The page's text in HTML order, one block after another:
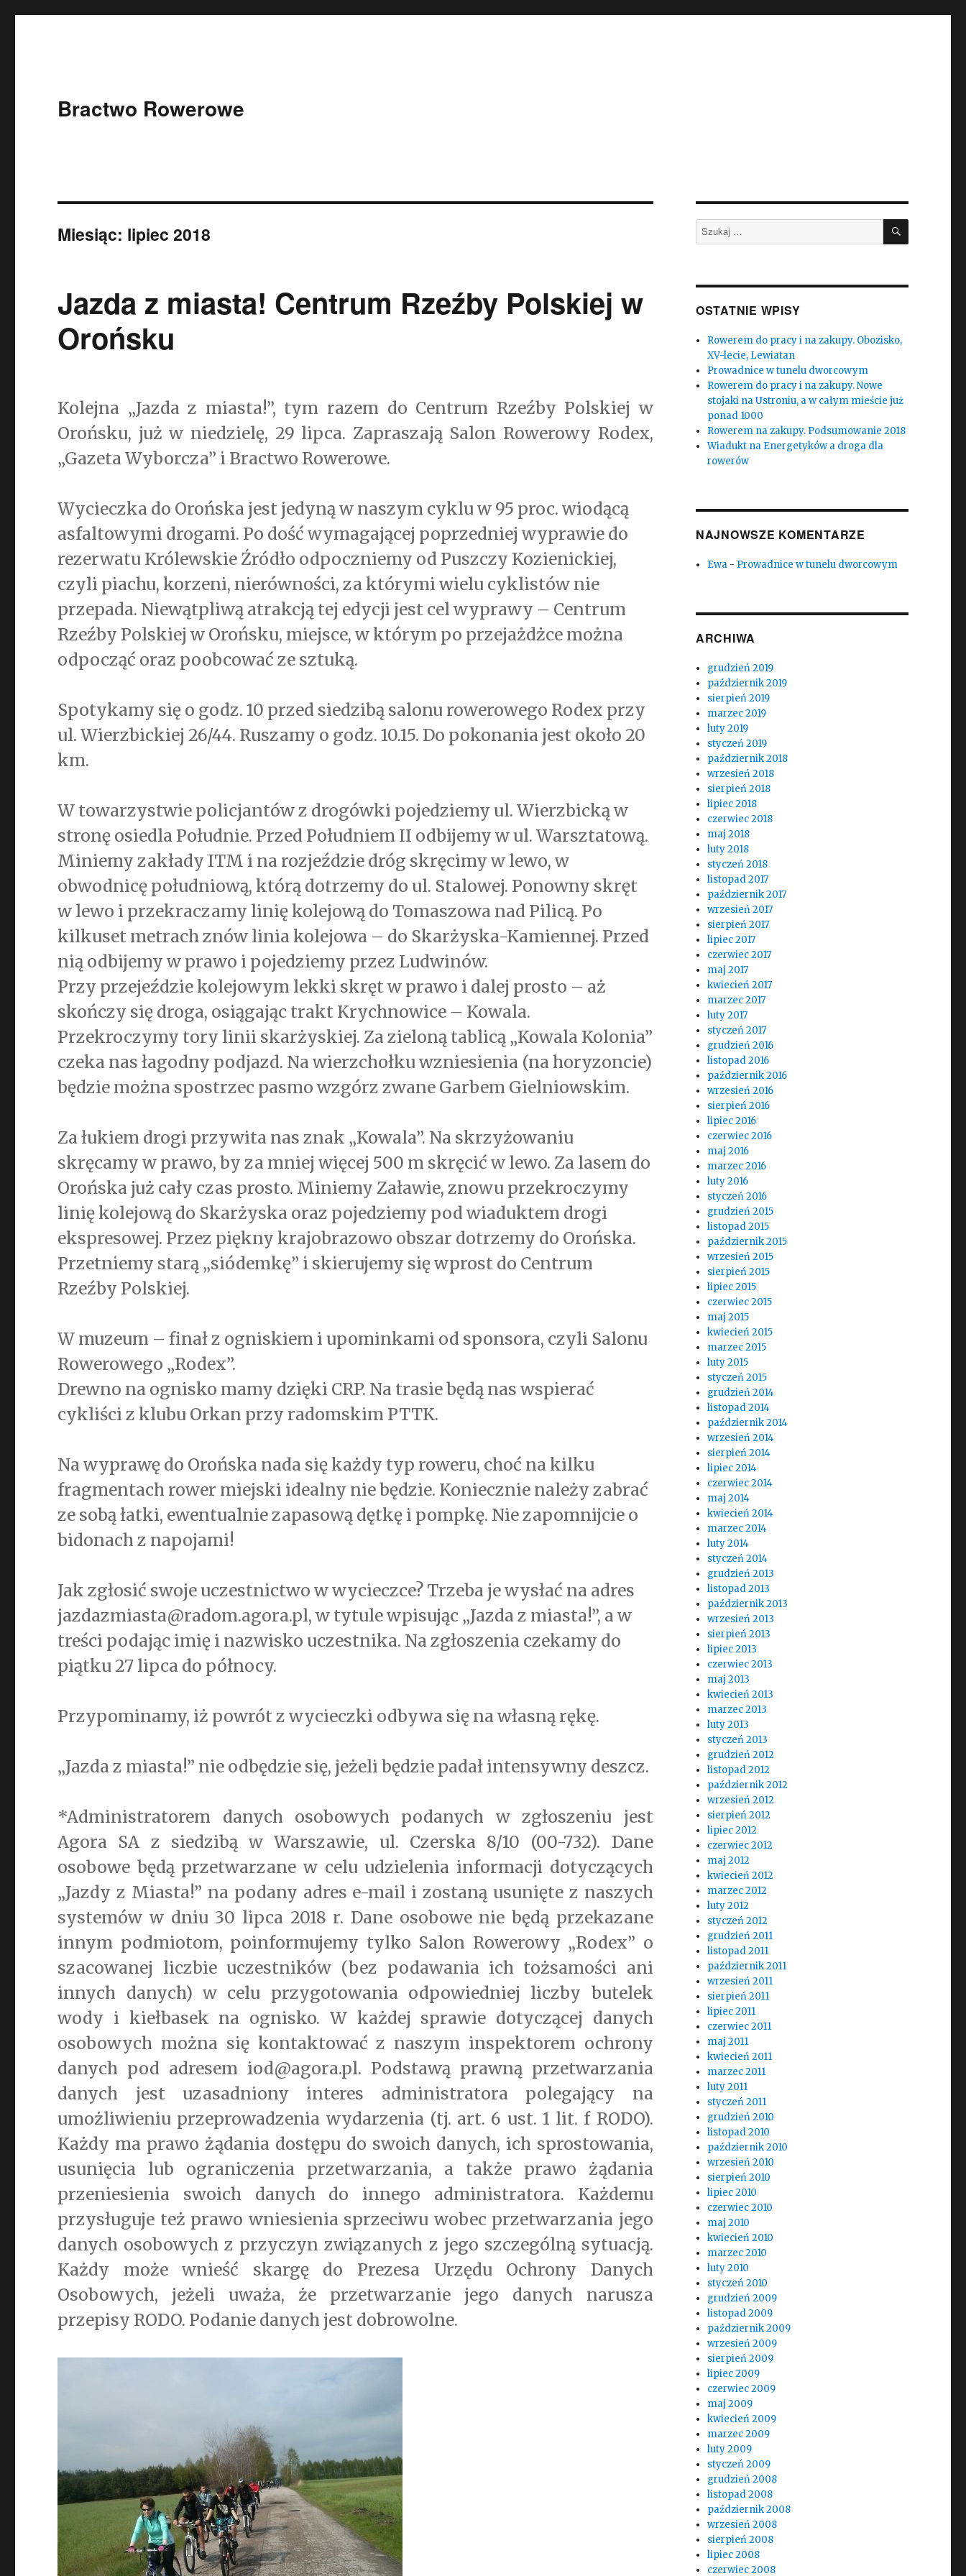
Bractwo Rowerowe
Miesiąc: lipiec 2018
Jazda z miasta! Centrum Rzeźby Polskiej w
Orońsku
Kolejna „Jazda z miasta!”, tym razem do Centrum Rzeźby Polskiej w
Orońsku, już w niedzielę, 29 lipca. Zapraszają Salon Rowerowy Rodex,
„Gazeta Wyborcza” i Bractwo Rowerowe.
Wycieczka do Orońska jest jedyną w naszym cyklu w 95 proc. wiodącą
asfaltowymi drogami. Po dość wymagającej poprzedniej wyprawie do
rezerwatu Królewskie Źródło odpoczniemy od Puszczy Kozienickiej,
czyli piachu, korzeni, nierówności, za którymi wielu cyklistów nie
przepada. Niewątpliwą atrakcją tej edycji jest cel wyprawy – Centrum
Rzeźby Polskiej w Orońsku, miejsce, w którym po przejażdżce można
odpocząć oraz poobcować ze sztuką.
Spotykamy się o godz. 10 przed siedzibą salonu rowerowego Rodex przy
ul. Wierzbickiej 26/44. Ruszamy o godz. 10.15. Do pokonania jest około 20
km.
W towarzystwie policjantów z drogówki pojedziemy ul. Wierzbicką w
stronę osiedla Południe. Przed Południem II odbijemy w ul. Warsztatową.
Miniemy zakłady ITM i na rozjeździe dróg skręcimy w lewo, w
obwodnicę południową, którą dotrzemy do ul. Stalowej. Ponowny skręt
w lewo i przekraczamy linię kolejową do Tomaszowa nad Pilicą. Po
kilkuset metrach znów linia kolejowa – do Skarżyska-Kamiennej. Przed
nią odbijemy w prawo i pojedziemy przez Ludwinów.
Przy przejeździe kolejowym lekki skręt w prawo i dalej prosto – aż
skończy się droga, osiągając trakt Krychnowice – Kowala.
Przekroczymy tory linii skarżyskiej. Za zieloną tablicą „Kowala Kolonia”
czeka nas łagodny podjazd. Na wierzchołku wzniesienia (na horyzoncie)
będzie można spostrzec pasmo wzgórz zwane Garbem Gielniowskim.
Za łukiem drogi przywita nas znak „Kowala”. Na skrzyżowaniu
skręcamy w prawo, by za mniej więcej 500 m skręcić w lewo. Za lasem do
Orońska już cały czas prosto. Miniemy Załawie, znowu przekroczymy
linię kolejową do Skarżyska oraz pojedziemy pod wiaduktem drogi
ekspresowej. Przez piękny krajobrazowo obszar dotrzemy do Orońska.
Przetniemy starą „siódemkę” i skierujemy się wprost do Centrum
Rzeźby Polskiej.
W muzeum – finał z ogniskiem i upominkami od sponsora, czyli Salonu
Rowerowego „Rodex”.
Drewno na ognisko mamy dzięki CRP. Na trasie będą nas wspierać
cykliści z klubu Orkan przy radomskim PTTK.
Na wyprawę do Orońska nada się każdy typ roweru, choć na kilku
fragmentach rower miejski idealny nie będzie. Koniecznie należy zabrać
ze sobą łatki, ewentualnie zapasową dętkę i pompkę. Nie zapomnijcie o
bidonach z napojami!
Jak zgłosić swoje uczestnictwo w wycieczce? Trzeba je wysłać na adres
jazdazmiasta@radom.agora.pl, w tytule wpisując „Jazda z miasta!”, a w
treści podając imię i nazwisko uczestnika. Na zgłoszenia czekamy do
piątku 27 lipca do północy.
Przypominamy, iż powrót z wycieczki odbywa się na własną rękę.
„Jazda z miasta!” nie odbędzie się, jeżeli będzie padał intensywny deszcz.
*Administratorem danych osobowych podanych w zgłoszeniu jest
Agora SA z siedzibą w Warszawie, ul. Czerska 8/10 (00-732). Dane
osobowe będą przetwarzane w celu udzielenia informacji dotyczących
„Jazdy z Miasta!” na podany adres e-mail i zostaną usunięte z naszych
systemów w dniu 30 lipca 2018 r. Dane osobowe nie będą przekazane
innym podmiotom, poinformujemy tylko Salon Rowerowy „Rodex” o
szacowanej liczbie uczestników (bez podawania ich tożsamości ani
innych danych) w celu przygotowania odpowiedniej liczby butelek
wody i kiełbasek na ognisko. W każdej sprawie dotyczącej danych
osobowych można się kontaktować z naszym inspektorem ochrony
danych pod adresem iod@agora.pl. Podstawą prawną przetwarzania
danych jest uzasadniony interes administratora polegający na
umożliwieniu przeprowadzenia wydarzenia (tj. art. 6 ust. 1 lit. f RODO).
Każdy ma prawo żądania dostępu do swoich danych, ich sprostowania,
usunięcia lub ograniczenia przetwarzania, a także prawo żądania
przeniesienia swoich danych do innego administratora. Każdemu
przysługuje też prawo wniesienia sprzeciwu wobec przetwarzania jego
danych osobowych z przyczyn związanych z jego szczególną sytuacją.
Każdy może wnieść skargę do Prezesa Urzędu Ochrony Danych
Osobowych, jeżeli uważa, że przetwarzanie jego danych narusza
przepisy RODO. Podanie danych jest dobrowolne.
Szukaj: SZUKAJ
OSTATNIE WPISY
Rowerem do pracy i na zakupy. Obozisko,
XV-lecie, Lewiatan
Prowadnice w tunelu dworcowym
Rowerem do pracy i na zakupy. Nowe
stojaki na Ustroniu, a w całym mieście już
ponad 1000
Rowerem na zakupy. Podsumowanie 2018
Wiadukt na Energetyków a droga dla
rowerów
NAJNOWSZE KOMENTARZE
Ewa - Prowadnice w tunelu dworcowym
ARCHIWA
grudzień 2019
październik 2019
sierpień 2019
marzec 2019
luty 2019
styczeń 2019
październik 2018
wrzesień 2018
sierpień 2018
lipiec 2018
czerwiec 2018
maj 2018
luty 2018
styczeń 2018
listopad 2017
październik 2017
wrzesień 2017
sierpień 2017
lipiec 2017
czerwiec 2017
maj 2017
kwiecień 2017
marzec 2017
luty 2017
styczeń 2017
grudzień 2016
listopad 2016
październik 2016
wrzesień 2016
sierpień 2016
lipiec 2016
czerwiec 2016
maj 2016
marzec 2016
luty 2016
styczeń 2016
grudzień 2015
listopad 2015
październik 2015
wrzesień 2015
sierpień 2015
lipiec 2015
czerwiec 2015
maj 2015
kwiecień 2015
marzec 2015
luty 2015
styczeń 2015
grudzień 2014
listopad 2014
październik 2014
wrzesień 2014
sierpień 2014
lipiec 2014
czerwiec 2014
maj 2014
kwiecień 2014
marzec 2014
luty 2014
styczeń 2014
grudzień 2013
listopad 2013
październik 2013
wrzesień 2013
sierpień 2013
lipiec 2013
czerwiec 2013
maj 2013
kwiecień 2013
marzec 2013
luty 2013
styczeń 2013
grudzień 2012
listopad 2012
październik 2012
wrzesień 2012
sierpień 2012
lipiec 2012
czerwiec 2012
maj 2012
kwiecień 2012
marzec 2012
luty 2012
styczeń 2012
grudzień 2011
listopad 2011
październik 2011
wrzesień 2011
sierpień 2011
lipiec 2011
czerwiec 2011
maj 2011
kwiecień 2011
marzec 2011
luty 2011
styczeń 2011
grudzień 2010
listopad 2010
październik 2010
wrzesień 2010
sierpień 2010
lipiec 2010
czerwiec 2010
maj 2010
kwiecień 2010
marzec 2010
luty 2010
styczeń 2010
grudzień 2009
listopad 2009
październik 2009
wrzesień 2009
sierpień 2009
lipiec 2009
czerwiec 2009
maj 2009
kwiecień 2009
marzec 2009
luty 2009
styczeń 2009
grudzień 2008
listopad 2008
październik 2008
wrzesień 2008
sierpień 2008
lipiec 2008
czerwiec 2008